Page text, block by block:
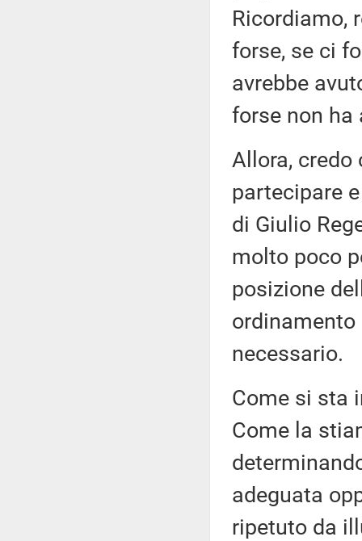
Ricordiamo,
forse, se ci
avrebbe
forse non ha
Allora,
partecipare
di Giulio
molto poco
posizione
ordinamento
necessario.
Come si sta
Come la
adeguata
ripetuto da